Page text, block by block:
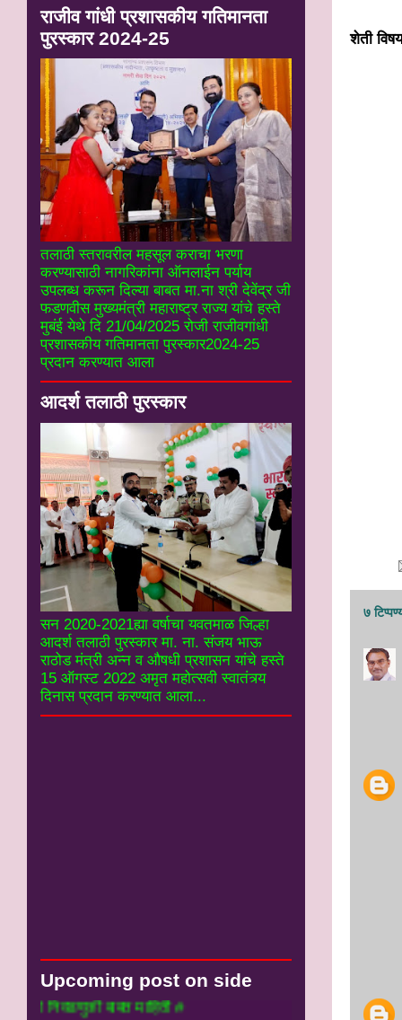
शेती
७
राजीव गांधी प्रशासकीय गतिमानता
पुरस्कार 2024-25
तलाठी स्तरावरील महसूल कराचा भरणा
करण्यासाठी नागरिकांना ऑनलाईन पर्याय
उपलब्ध करून दिल्या बाबत मा.ना श्री देवेंद्र जी
फडणवीस मुख्यमंत्री महाराष्ट्र राज्य यांचे हस्ते
मुबंई येथे दि 21/04/2025 रोजी राजीवगांधी
प्रशासकीय गतिमानता पुरस्कार2024-25
प्रदान करण्यात आला
आदर्श तलाठी पुरस्कार
सन 2020-2021ह्या वर्षाचा यवतमाळ जिल्हा
आदर्श तलाठी पुरस्कार मा. ना. संजय भाऊ
राठोड मंत्री अन्न व औषधी प्रशासन यांचे हस्ते
15 ऑगस्ट 2022 अमृत महोत्सवी स्वातंत्र्य
दिनास प्रदान करण्यात आला...
Upcoming post on side
बाबत माहिती #